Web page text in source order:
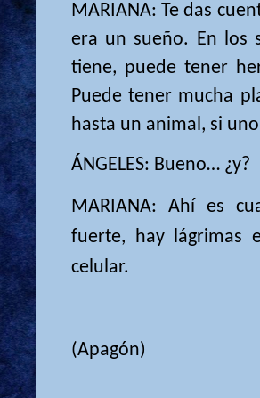
MARIANA: Te das
era un sueño. En los
tiene, puede tener
Puede tener mucha
hasta un animal, si
ÁNGELES: Bueno… ¿y?
MARIANA: Ahí es
fuerte, hay lágrimas
celular.
(Apagón)